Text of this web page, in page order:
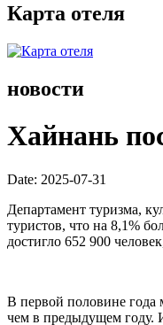
Карта отеля
новости
Хайнань
Date: 2025-07-31
Департамент туризма,
туристов, что на 8,1%
достигло 652 900
В первой половине
чем в предыдущем году.